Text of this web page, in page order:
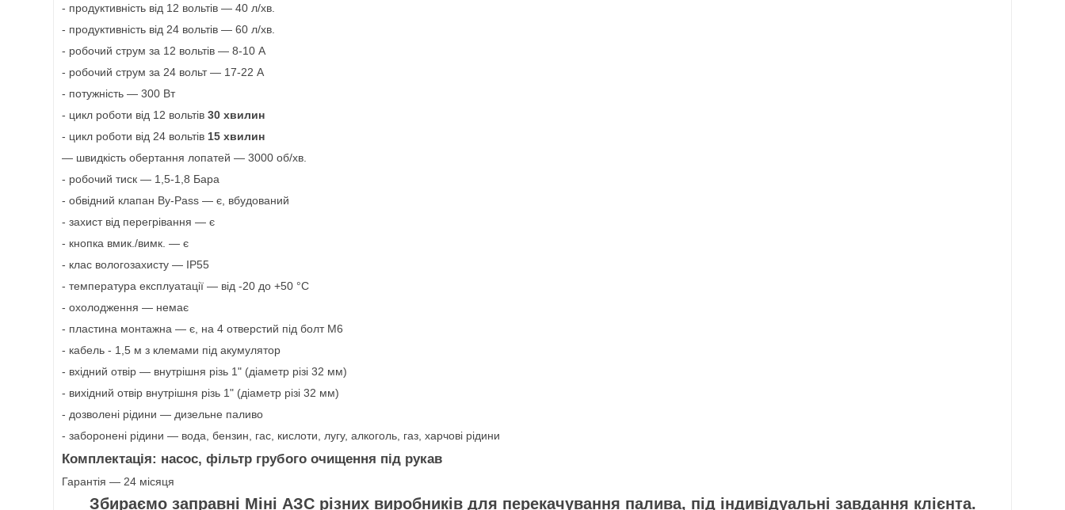
- продуктивність від 12 вольтів — 40 л/хв.
- продуктивність від 24 вольтів — 60 л/хв.
- робочий струм за 12 вольтів — 8-10 А
- робочий струм за 24 вольт — 17-22 А
- потужність — 300 Вт
- цикл роботи від 12 вольтів 30 хвилин
- цикл роботи від 24 вольтів 15 хвилин
— швидкість обертання лопатей — 3000 об/хв.
- робочий тиск — 1,5-1,8 Бара
- обвідний клапан By-Pass — є, вбудований
- захист від перегрівання — є
- кнопка вмик./вимк. — є
- клас вологозахисту — IP55
- температура експлуатації — від -20 до +50 °C
- охолодження — немає
- пластина монтажна — є, на 4 отверстий під болт М6
- кабель - 1,5 м з клемами під акумулятор
- вхідний отвір — внутрішня різь 1" (діаметр різі 32 мм)
- вихідний отвір внутрішня різь 1" (діаметр різі 32 мм)
- дозволені рідини — дизельне паливо
- заборонені рідини — вода, бензин, гас, кислоти, лугу, алкоголь, газ, харчові рідини
Комплектація: насос, фільтр грубого очищення під рукав
Гарантія — 24 місяця
Збираємо заправні Міні АЗС різних виробників для перекачування палива, під індивідуальні завдання клієнта.